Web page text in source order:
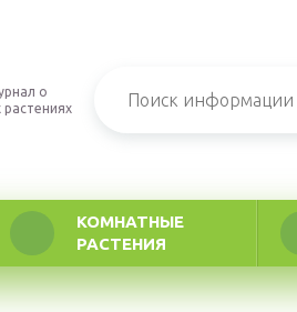
о
КОМНАТНЫЕ
РАСТЕНИЯ